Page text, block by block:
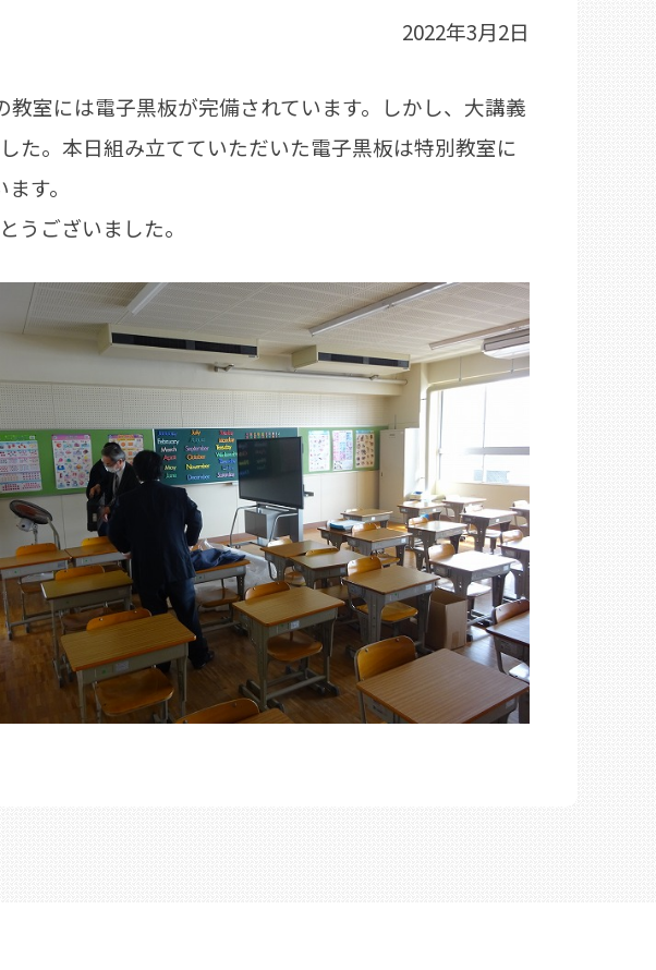
2022年3月2日
室には電子黒板が完備されています。しかし、大講義
た。本日組み立てていただいた電子黒板は特別教室に
す。
ございました。